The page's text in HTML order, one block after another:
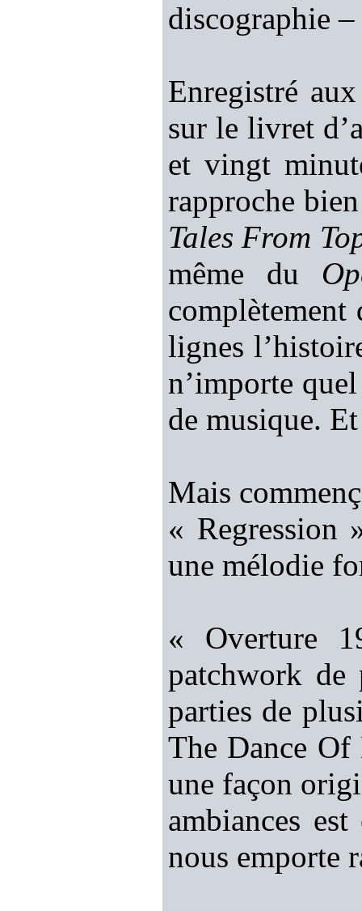
discographie
Enregistré
sur le livret
et vingt
rapproche
Tales From
même du
complètement
lignes
n’importe
de musique.
Mais
« Regression
une mélodie
« Overture
patchwork de
parties de
The Dance
une façon
ambiances
nous emporte